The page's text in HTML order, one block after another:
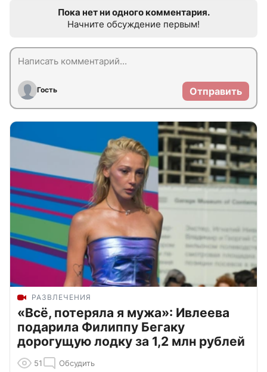
Пока нет ни одного комментария.
Начните обсуждение первым!
Гость Отправить
РАЗВЛЕЧЕНИЯ
«Всё, потеряла я мужа»: Ивлеева
подарила Филиппу Бегаку
дорогущую лодку за 1,2 млн рублей
51 Обсудить